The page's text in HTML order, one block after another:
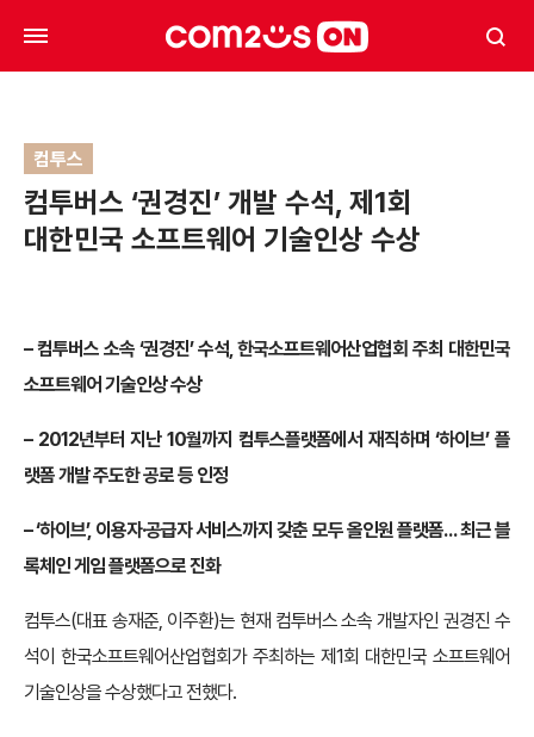
컴투스
컴투버스 ‘권경진’ 개발 수석, 제1회
대한민국 소프트웨어 기술인상 수상
–컴투버스 소속 ‘권경진’ 수석, 한국소프트웨어산업협회 주최 대한민국
소프트웨어 기술인상 수상
– 2012년부터 지난 10월까지 컴투스플랫폼에서 재직하며 ‘하이브’ 플
랫폼 개발 주도한 공로 등 인정
–‘하이브’, 이용자·공급자 서비스까지 갖춘 모두 올인원 플랫폼… 최근 블
록체인 게임 플랫폼으로 진화
컴투스(대표 송재준, 이주환)는 현재 컴투버스 소속 개발자인 권경진 수
석이 한국소프트웨어산업협회가 주최하는 제1회 대한민국 소프트웨어
기술인상을 수상했다고 전했다.